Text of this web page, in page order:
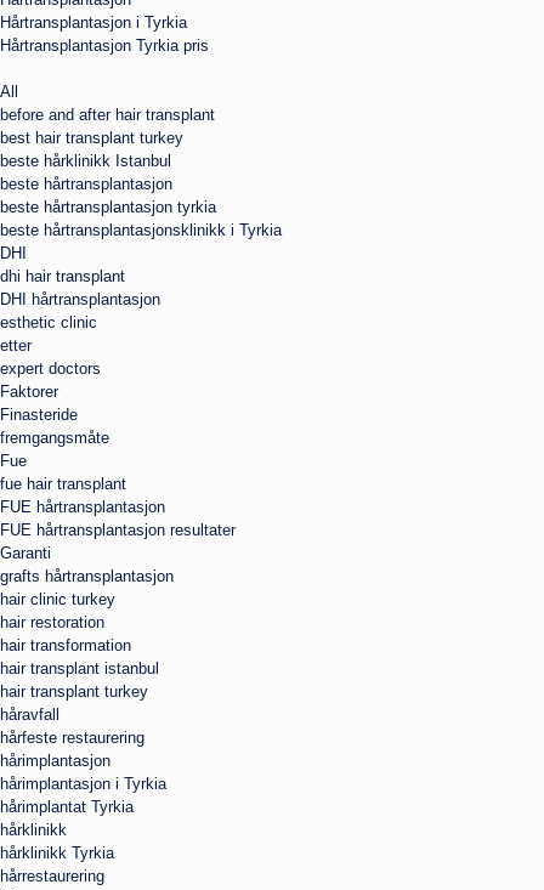
Hårtransplantasjon i Tyrkia
Hårtransplantasjon Tyrkia pris
All
before and after hair transplant
best hair transplant turkey
beste hårklinikk Istanbul
beste hårtransplantasjon
beste hårtransplantasjon tyrkia
beste hårtransplantasjonsklinikk i Tyrkia
DHI
dhi hair transplant
DHI hårtransplantasjon
esthetic clinic
etter
expert doctors
Faktorer
Finasteride
fremgangsmåte
Fue
fue hair transplant
FUE hårtransplantasjon
FUE hårtransplantasjon resultater
Garanti
grafts hårtransplantasjon
hair clinic turkey
hair restoration
hair transformation
hair transplant istanbul
hair transplant turkey
håravfall
hårfeste restaurering
hårimplantasjon
hårimplantasjon i Tyrkia
hårimplantat Tyrkia
hårklinikk
hårklinikk Tyrkia
hårrestaurering